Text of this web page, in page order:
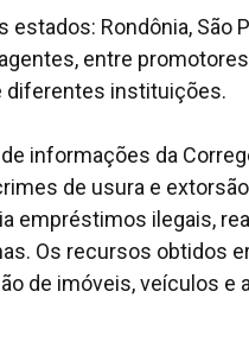
Rondônia, São
entre
diferentes instituições.
informações da
de usura e
empréstimos ilegais,
Os recursos obtidos
de imóveis, veículos